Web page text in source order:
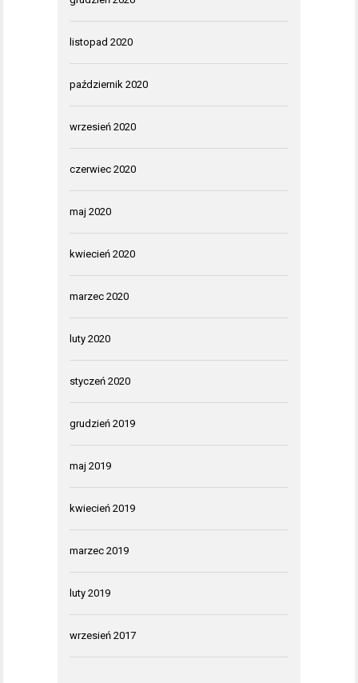
listopad 2020
październik 2020
wrzesień 2020
czerwiec 2020
maj 2020
kwiecień 2020
marzec 2020
luty 2020
styczeń 2020
grudzień 2019
maj 2019
kwiecień 2019
marzec 2019
luty 2019
wrzesień 2017